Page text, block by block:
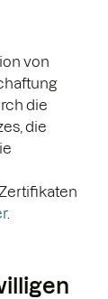
von
die
die
.